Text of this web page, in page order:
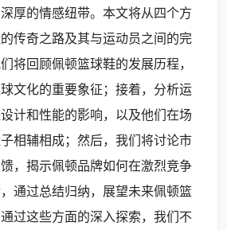
厚的情感纽带。本文将从四个方
传奇之路及其与运动员之间的完
将回顾佩顿篮球鞋的发展历程，
文化的重要象征；接着，分析运
计和性能的影响，以及他们在场
相辅相成；然后，我们将讨论市
，揭示佩顿品牌如何在激烈竞争
通过总结归纳，展望未来佩顿篮
过这些方面的深入探索，我们不